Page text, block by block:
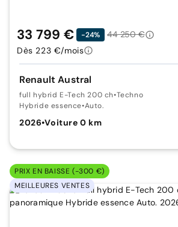
Renault Austral
full hybrid E-Tech 200 ch•Techno
Hybride essence•Auto.
2026•Voiture 0 km
33 799 € -24%
44 250 €
Dès 223 €/mois
PRIX EN BAISSE (-300 €)
MEILLEURES VENTES